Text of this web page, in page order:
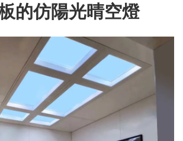
的仿陽光晴空燈